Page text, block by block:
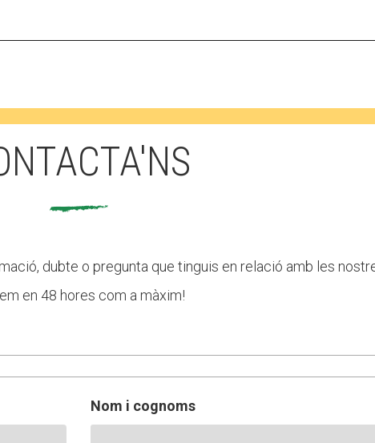
dubte o pregunta que tinguis en relació amb les
en 48 hores com a màxim!
Nom i cognoms
ACCIÓ SOCIAL I JOVES
Fundesplai als mitjans